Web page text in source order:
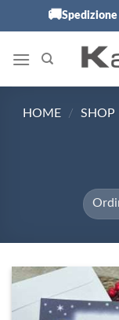
🚚Spedizione
HOME / SHOP